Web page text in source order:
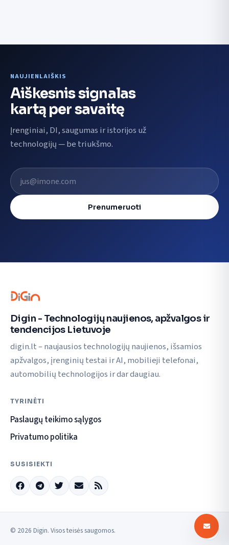
NAUJIENLAIŠKIS
Aiškesnis signalas
kartą per savaitę
Įrenginiai, DI, saugumas ir istorijos už
technologijų — be triukšmo.
El. pašto adresas
Prenumeruoti
Digin - Technologijų naujienos, apžvalgos ir
tendencijos Lietuvoje
digin.lt – naujausios technologijų naujienos, išsamios
apžvalgos, įrenginių testai ir AI, mobilieji telefonai,
automobilių technologijos ir dar daugiau.
TYRINĖTI
Paslaugų teikimo sąlygos
Privatumo politika
SUSISIEKTI
© 2026 Digin. Visos teisės saugomos.